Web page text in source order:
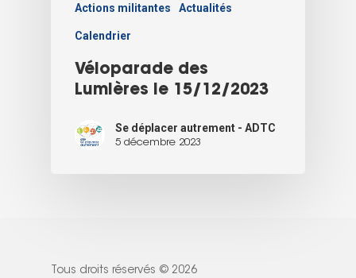
Actions militantes Actualités
Calendrier
Véloparade des
Lumières le 15/12/2023
Se déplacer autrement - ADTC
5 décembre 2023
Tous droits réservés © 2026